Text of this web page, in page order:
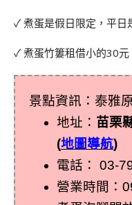
✓ 煮蛋是假日限定，平日
✓ 煮蛋竹簍租借小的30
景點資訊：泰雅
地址： 苗栗
(地圖導航)
電話：
03-
營業時間：